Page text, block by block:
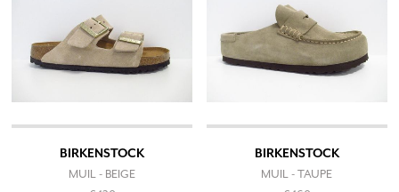
BIRKENSTOCK
MUIL - BEIGE
BIRKENSTOCK
MUIL - TAUPE